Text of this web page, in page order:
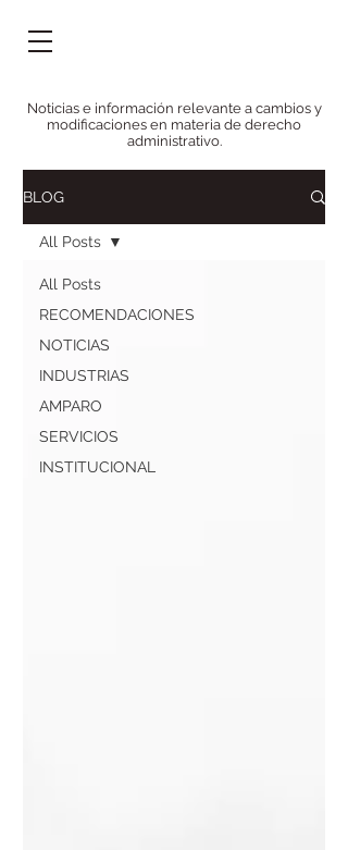
Noticias e información relevante a cambios y
modificaciones en materia de derecho
administrativo.
BLOG
All Posts
RECOMENDACIONES
NOTICIAS
INDUSTRIAS
AMPARO
SERVICIOS
INSTITUCIONAL
All Posts